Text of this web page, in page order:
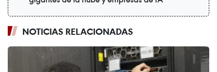
NOTICIAS RELACIONADAS